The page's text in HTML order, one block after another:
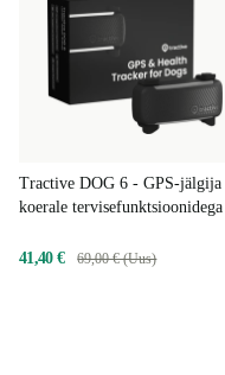
Tractive DOG 6 - GPS-jälgija
koerale tervisefunktsioonidega |
41,40 €
69,00 € (Uus)